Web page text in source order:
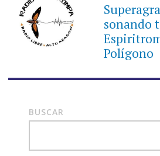
sonando
Polígono
BUSCAR